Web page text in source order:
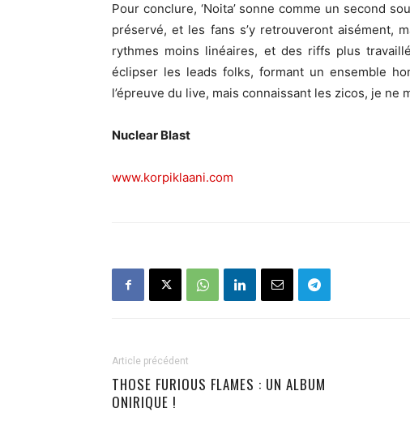
Pour conclure, ‘Noita’ sonne comme un second
préservé, et les fans s’y retrouveront aisément,
rythmes moins linéaires, et des riffs plus
éclipser les leads folks, formant un ensemble
l’épreuve du live, mais connaissant les zicos, je ne
Nuclear Blast
www.korpiklaani.com
Article précédent
THOSE FURIOUS FLAMES : UN ALBUM
ONIRIQUE !